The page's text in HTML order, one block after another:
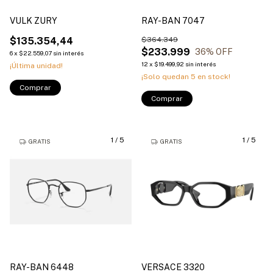
VULK ZURY
$135.354,44
6x $22.559,07 sin interés
¡Última unidad!
Comprar
RAY-BAN 7047
$233.999
$364.349
36% OFF
12 x $19.499,92 sin interés
¡Solo quedan 5 en stock!
Comprar
1 / 5
GRATIS
RAY-BAN 6448
1 / 5
GRATIS
VERSACE 3320